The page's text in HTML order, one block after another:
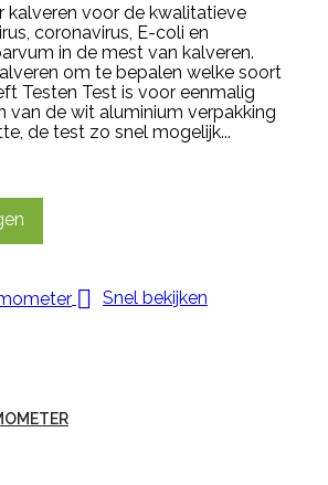
kalveren voor de kwalitatieve
coronavirus, E-coli en
in de mest van kalveren.
om te bepalen welke soort
Testen Test is voor eenmalig
van de wit aluminium verpakking
de test zo snel mogelijk...
 Snel bekijken